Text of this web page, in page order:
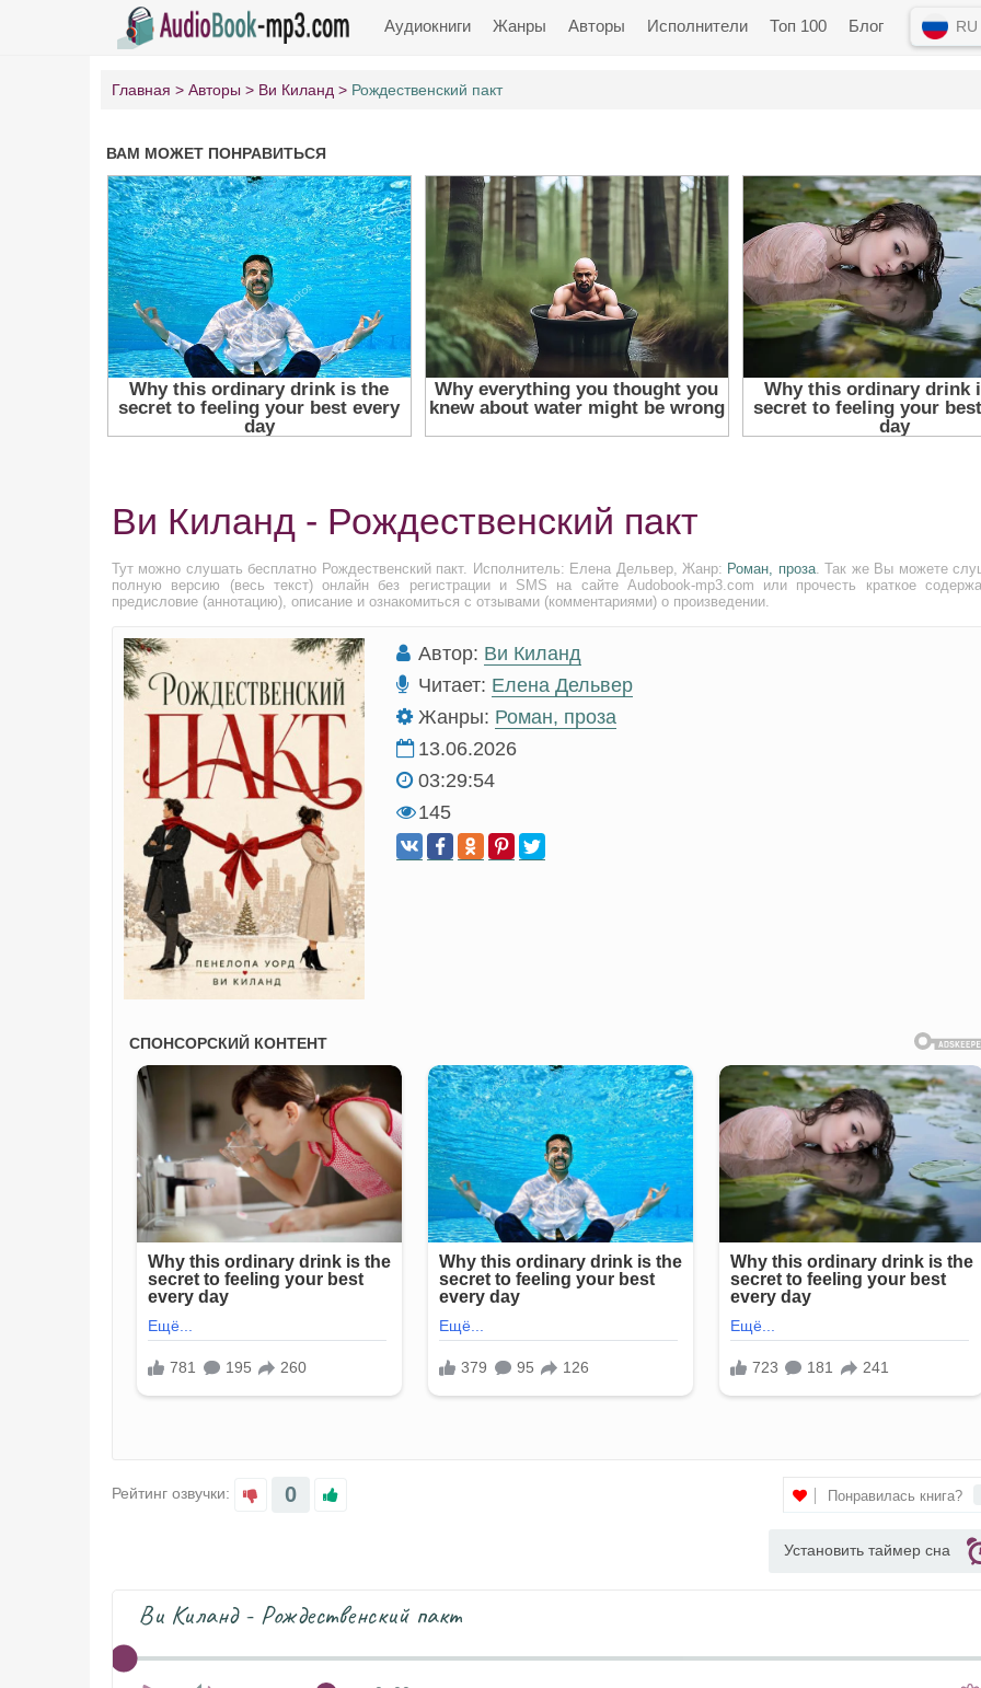
Аудиокниги Жанры Авторы Исполнители Топ 100 Блог RU
Главная Авторы Ви Киланд Рождественский пакт
Ви Киланд - Рождественский пакт
Тут можно слушать бесплатно Рождественский пакт. Исполнитель: Елена Дельвер, Жанр: Роман, проза. Так же Вы можете
полную версию (весь текст) онлайн без регистрации и SMS на сайте Audobook-mp3.com или прочесть краткое
предисловие (аннотацию), описание и ознакомиться с отзывами (комментариями) о произведении.
Автор: Ви Киланд
Читает: Елена Дельвер
Жанры: Роман, проза
13.06.2026
03:29:54
145
Рейтинг озвучки: 0 Понравилась книга?
Установить таймер сна
Ви Киланд - Рождественский пакт